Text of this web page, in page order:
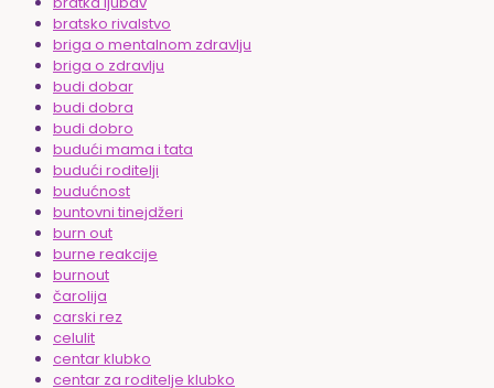
bratsko rivalstvo
briga o mentalnom zdravlju
briga o zdravlju
budi dobar
budi dobra
budi dobro
budući mama i tata
budući roditelji
budućnost
buntovni tinejdžeri
burn out
burne reakcije
burnout
čarolija
carski rez
celulit
centar klubko
centar za roditelje klubko